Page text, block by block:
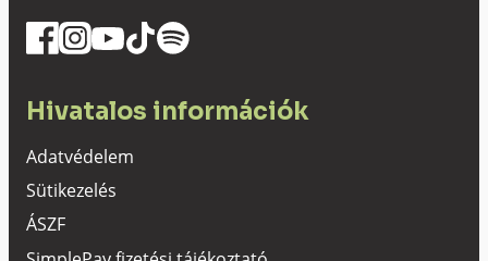
Hivatalos információk
Adatvédelem
Sütikezelés
ÁSZF